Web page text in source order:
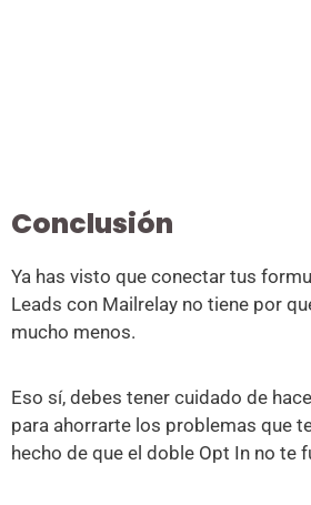
Conclusión
Ya has visto que conectar tus
Leads con Mailrelay no tiene por
mucho menos.
Eso sí, debes tener cuidado de
para ahorrarte los problemas que
hecho de que el doble Opt In no te